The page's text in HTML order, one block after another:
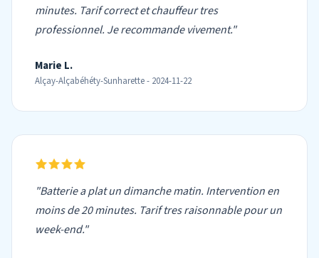
minutes. Tarif correct et chauffeur tres
professionnel. Je recommande vivement."
Marie L.
Alçay-Alçabéhéty-Sunharette - 2024-11-22
"Batterie a plat un dimanche matin. Intervention en
moins de 20 minutes. Tarif tres raisonnable pour un
week-end."